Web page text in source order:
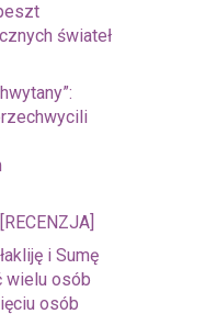
świateł
i Sumę
wielu osób
osób